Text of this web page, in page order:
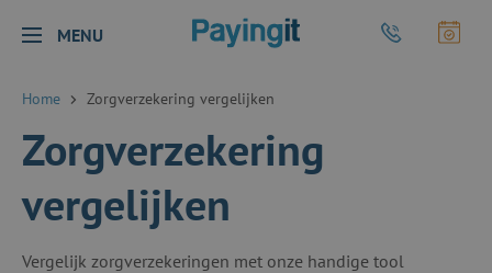
MENU Logo Payingit Bel Payingit
Home Zorgverzekering vergelijken
Zorgverzekering
vergelijken
Vergelijk zorgverzekeringen met onze handige tool